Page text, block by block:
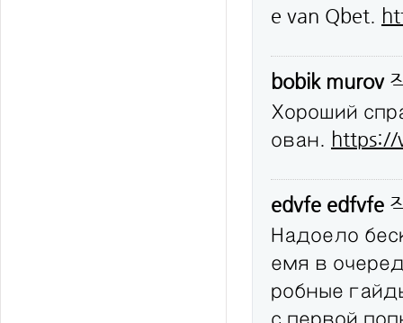
e van Qbet.
bobik murov
Хороший
ован.
edvfe edfvfe
Надоело
емя в
робные
с первой